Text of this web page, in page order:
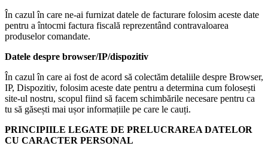
În cazul în care ne-ai furnizat datele de facturare folosim aceste date
pentru a întocmi factura fiscală reprezentând contravaloarea
produselor comandate.
Datele despre browser/IP/dispozitiv
În cazul în care ai fost de acord să colectăm detaliile despre Browser,
IP, Dispozitiv, folosim aceste date pentru a determina cum folosești
site-ul nostru, scopul fiind să facem schimbările necesare pentru ca
tu să găsești mai ușor informațiile pe care le cauți.
PRINCIPIILE LEGATE DE PRELUCRAREA DATELOR
CU CARACTER PERSONAL